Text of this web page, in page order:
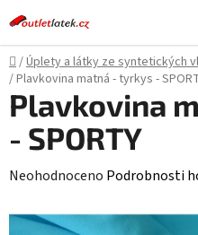
na
obsah
Domů
/Úplety a látky ze syntetických
/Plavkovina matná - tyrkys -
Plavkovina
- SPORTY
Průměrné
produktu
Neohodnoceno Podrobnosti